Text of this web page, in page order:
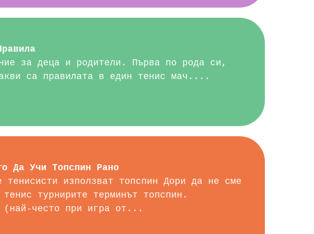
за деца и родители. Първа по рода си,
са правилата в един тенис мач....
Да Учи Топспин Рано
тенисисти използват топспин Дори да не сме
турнирите терминът топспин.
(най-често при игра от...